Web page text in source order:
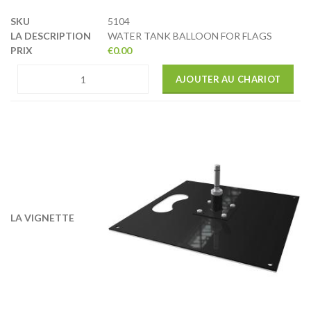
5104
WATER TANK BALLOON FOR FLAGS
€0.00
AJOUTER AU CHARIOT